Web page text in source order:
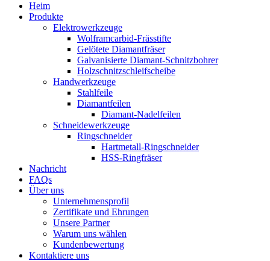
Heim
Produkte
Elektrowerkzeuge
Wolframcarbid-Frässtifte
Gelötete Diamantfräser
Galvanisierte Diamant-Schnitzbohrer
Holzschnitzschleifscheibe
Handwerkzeuge
Stahlfeile
Diamantfeilen
Diamant-Nadelfeilen
Schneidewerkzeuge
Ringschneider
Hartmetall-Ringschneider
HSS-Ringfräser
Nachricht
FAQs
Über uns
Unternehmensprofil
Zertifikate und Ehrungen
Unsere Partner
Warum uns wählen
Kundenbewertung
Kontaktiere uns